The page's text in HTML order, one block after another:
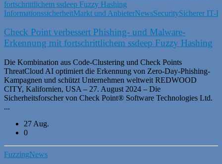
InformationssicherheitMarkt und AnbieterNewsSecuritySicherer IT-
Check Point verbessert Phishing- und Malware-
Erkennung mit fortschrittlichem ssdeep Fuzzy Hashing
Die Kombination aus Code-Clustering und Check Points
ThreatCloud AI optimiert die Erkennung von Zero-Day-Phishing-
Kampagnen und schützt Unternehmen weltweit REDWOOD
CITY, Kalifornien, USA – 27. August 2024 – Die
Sicherheitsforscher von Check Point® Software Technologies Ltd.
...
27 Aug.
0
FuzzingNews